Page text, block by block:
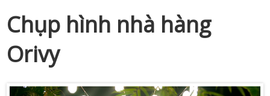
Chụp hình nhà hàng
Orivy